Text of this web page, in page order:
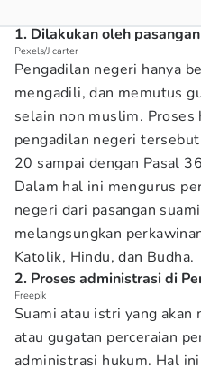
1. Dilakukan oleh
Pexels/J carter
Pengadilan negeri hanya
mengadili, dan memutus
selain non muslim. Proses
pengadilan negeri
20 sampai dengan Pasal
Dalam hal ini mengurus
negeri dari pasangan
melangsungkan
Katolik, Hindu, dan Budha.
2. Proses administrasi di
Freepik
Suami atau istri yang akan
atau gugatan perceraian
administrasi hukum. Hal